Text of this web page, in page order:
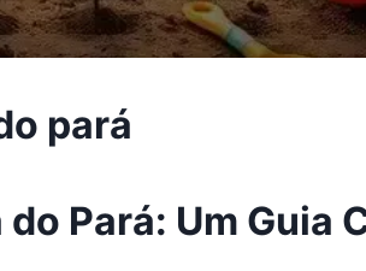
pará
Pará: Um Guia